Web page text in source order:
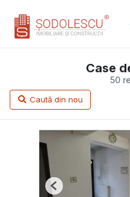
50
Case
Caută din nou
Previous